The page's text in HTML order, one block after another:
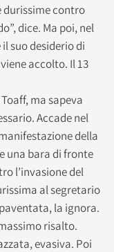
durissime contro
dice. Ma poi, nel
suo desiderio di
accolto. Il 13
ma sapeva
Accade nel
della
una bara di fronte
l’invasione del
al segretario
la ignora.
risalto.
evasiva. Poi